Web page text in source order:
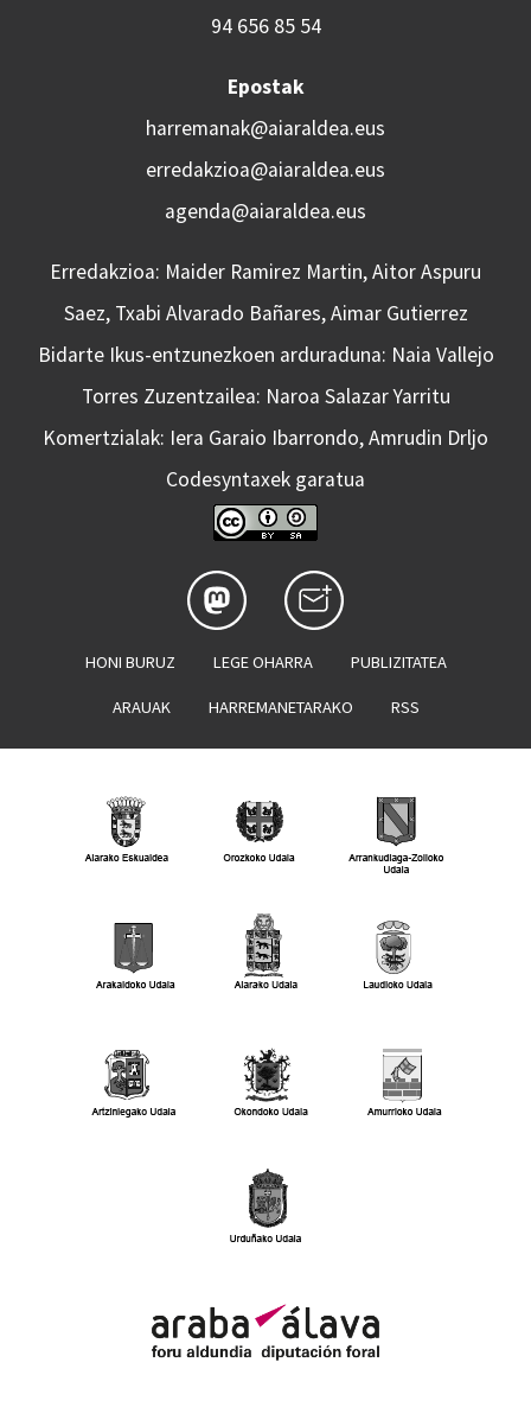
94 656 85 54
Epostak
harremanak@aiaraldea.eus
erredakzioa@aiaraldea.eus
agenda@aiaraldea.eus
Erredakzioa: Maider Ramirez Martin, Aitor Aspuru
Saez, Txabi Alvarado Bañares, Aimar Gutierrez
Bidarte Ikus-entzunezkoen arduraduna: Naia Vallejo
Torres Zuzentzailea: Naroa Salazar Yarritu
Komertzialak: Iera Garaio Ibarrondo, Amrudin Drljo
Codesyntaxek garatua
HONI BURUZ LEGE OHARRA PUBLIZITATEA
ARAUAK HARREMANETARAKO RSS